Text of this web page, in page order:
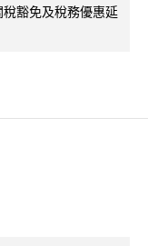
豁免及稅務優惠延